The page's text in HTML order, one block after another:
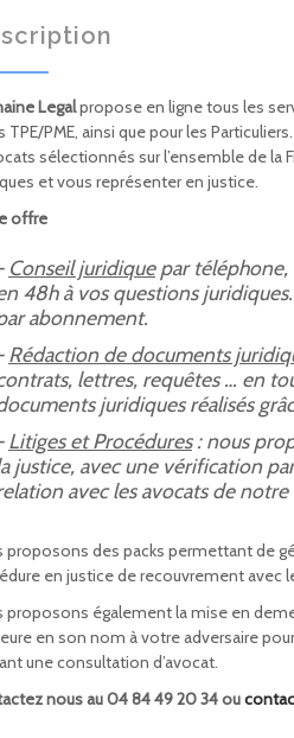
Legalpropose en ligne tous les
TPE/PME, ainsi que pour les
sélectionnés sur l’ensemble de
et vous représenter en justice.
offre
Conseil juridiquepar téléphone,
48h à vos questions
abonnement.
Rédaction de documents
lettres, requêtes … en
juridiques réalisés
Litiges et Procédures: nous
justice, avec une vérification
avec les avocats de
proposons des packs permettant de
en justice de recouvrement avec
proposons également la mise en
en son nom à votre adversaire
une consultation d’avocat.
nous au 04 84 49 20 34 ou